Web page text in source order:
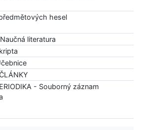
hesel
literatura
- Souborný záznam